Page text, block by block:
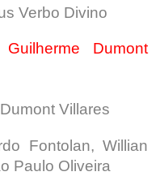
Verbo Divino
Dumont
Villares
Fontolan, Willian
Paulo Oliveira